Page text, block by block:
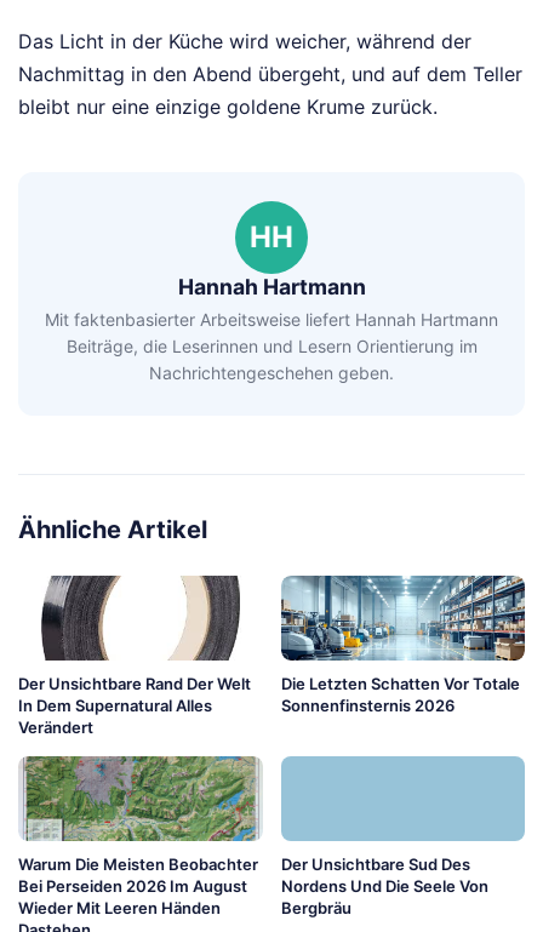
Das Licht in der Küche wird weicher, während der
Nachmittag in den Abend übergeht, und auf dem Teller
bleibt nur eine einzige goldene Krume zurück.
HH
Hannah Hartmann
Mit faktenbasierter Arbeitsweise liefert Hannah Hartmann
Beiträge, die Leserinnen und Lesern Orientierung im
Nachrichtengeschehen geben.
Ähnliche Artikel
Der Unsichtbare Rand Der Welt
In Dem Supernatural Alles
Verändert
Die Letzten Schatten Vor Totale
Sonnenfinsternis 2026
Warum Die Meisten Beobachter
Bei Perseiden 2026 Im August
Wieder Mit Leeren Händen
Der Unsichtbare Sud Des
Nordens Und Die Seele Von
Bergbräu